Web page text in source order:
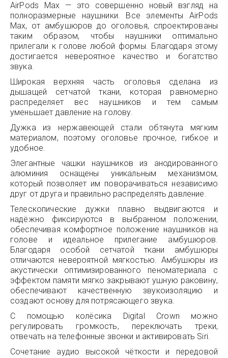
AirPods Max — это совершенно новый взгляд на
полноразмерные наушники. Все элементы AirPods
Max, от амбушюров до оголовья, спроектированы
таким образом, чтобы наушники оптимально
прилегали к голове любой формы. Благодаря этому
достигается невероятное качество и богатство
звука.
Широкая верхняя часть оголовья сделана из
дышащей сетчатой ткани, которая равномерно
распределяет вес наушников и тем самым
уменьшает давление на голову.
Дужка из нержавеющей стали обтянута мягким
материалом, поэтому оголовье прочное, гибкое и
удобное.
Элегантные чашки наушников из анодированного
алюминия оснащены уникальным механизмом,
который позволяет им поворачиваться независимо
друг от друга и правильно распределять давление.
Телескопические дужки плавно выдвигаются и
надёжно фиксируются в выбранном положении,
обеспечивая комфортное положение наушников на
голове и идеальное прилегание амбушюров.
Благодаря особой сетчатой ткани амбушюры
отличаются невероятной мягкостью. Амбушюры из
акустически оптимизированного пеноматериала с
эффектом памяти мягко закрывают ушную раковину,
обеспечивают качественную звукоизоляцию и
создают основу для потрясающего звука.
C помощью колёсика Digital Crown можно
регулировать громкость, переключать треки,
отвечать на телефонные звонки и активировать Siri.
Сочетание аудио высокой чёткости и передовой